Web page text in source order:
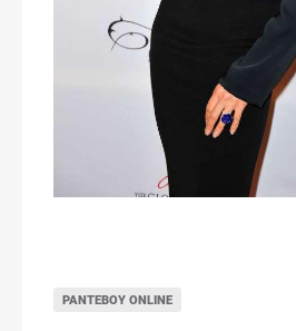
ΡΑΝΤΕΒΟΎ ONLINE